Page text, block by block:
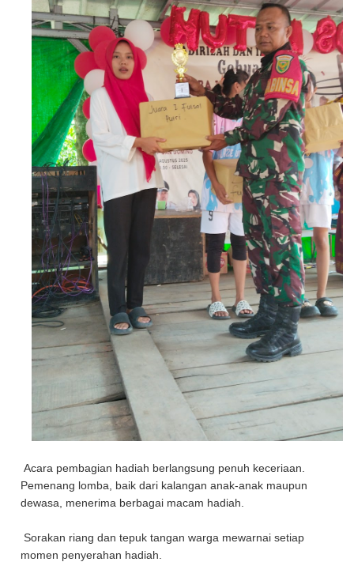
Acara pembagian hadiah berlangsung penuh keceriaan.
Pemenang lomba, baik dari kalangan anak-anak maupun
dewasa, menerima berbagai macam hadiah.
Sorakan riang dan tepuk tangan warga mewarnai setiap
momen penyerahan hadiah.